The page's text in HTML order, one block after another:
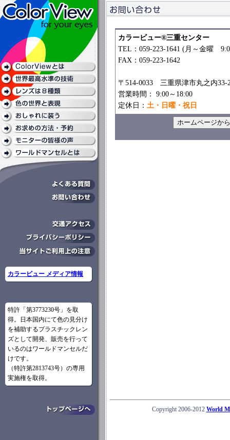
カラービュー メディア情報
特許「第3773230号」を取
得。日本国内にて色の見分け
を補助するプラスチックレン
ズとして開発、販売を行って
いるのはワールドマンセルだ
けです。
（特許第2813743号）の専用
実施権を取得。
カラービュー®三重センター
TEL：059-223-1641 (月～金曜
FAX：059-223-1642
〒514-0033 三重県津市丸之内33-
営業時間： 9:00～18:00
定休日： 土・日曜・祝日
Copyright 2006-2012 World